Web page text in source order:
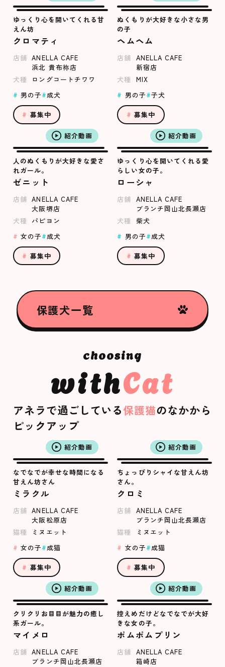
ゆっくり心を開いてくれる甘
えん坊
クロマティ
店舗 ANELLA CAFE
浜北 貴布祢店
犬種
ロングコートチワワ
男の子
成犬
募集中
ぬくもりが大好きな小さな男
の子
ヘムヘム
店舗 ANELLA CAFE
新宿店
犬種
MIX
男の子
子犬
募集中
紹介動画
人のぬくもりが大好きな愛さ
れガール。
ゼニット
店舗 ANELLA CAFE
大阪堺店
犬種
パピヨン
女の子
成犬
募集中
紹介動画
ゆっくり心を開いてくれる愛
らしい女の子。
ローシャ
店舗 ANELLA CAFE
ブランチ岡山北長瀬店
犬種
柴犬
男の子
成犬
募集中
保護犬一覧
withCat
アネラで過ごしている保護猫のなかから
ピックアップ
紹介動画
なでなでが幸せな時間になる
甘えん坊さん
ミラクル
店舗 ANELLA CAFE
大阪松原店
猫種
ミヌエット
女の子
成猫
募集中
紹介動画
ちょっぴりシャイな甘えん坊
さん。
クロミ
店舗 ANELLA CAFE
ブランチ岡山北長瀬店
猫種
ミヌエット
女の子
成猫
募集中
紹介動画
クリクリお目目が魅力の癒し
系ガール。
マイメロ
店舗 ANELLA CAFE
ブランチ岡山北長瀬店
紹介動画
控えめだけどなでなでが大好
きな女の子。
ポムポムプリン
店舗 ANELLA CAFE
箱崎店